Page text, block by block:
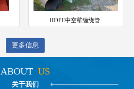
HDPE中空壁缠绕管
更多信息
ABOUT US
关于我们